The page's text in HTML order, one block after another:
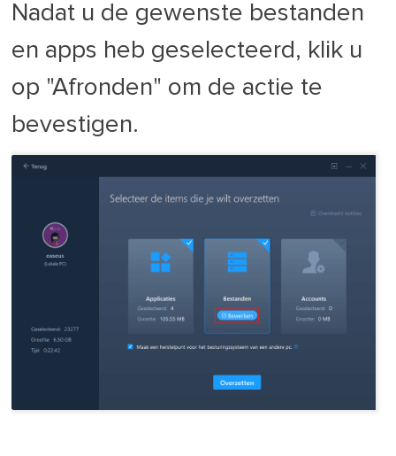
Nadat u de gewenste bestanden
en apps heb geselecteerd, klik u
op "Afronden" om de actie te
bevestigen.